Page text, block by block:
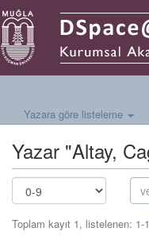
Yazara göre listeleme
Yazar "Altay,
Toplam kayıt 1, listelenen: 1-1